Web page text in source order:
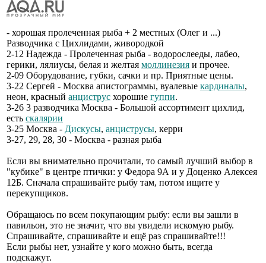
- хорошая пролеченная рыба + 2 местных (Олег и ...)
Разводчика с Цихлидами, живородкой
2-12 Надежда - Пролеченная рыба - водорослееды, лабео,
герики, лялиусы, белая и желтая моллинезия и прочее.
2-09 Оборудование, губки, сачки и пр. Приятные цены.
3-22 Сергей - Москва апистограммы, вуалевые кардиналы,
неон, красный анциструс хорошие гуппи.
3-26 3 разводчика Москва - Большой ассортимент цихлид,
есть скалярии
3-25 Москва - Дискусы, анциструсы, керри
3-27, 29, 28, 30 - Москва - разная рыба
Если вы внимательно прочитали, то самый лучший выбор в
"кубике" в центре птички: у Федора 9А и у Доценко Алексея
12Б. Сначала спрашивайте рыбу там, потом ищите у
перекупщиков.
Обращаюсь по всем покупающим рыбу: если вы зашли в
павильон, это не значит, что вы увидели искомую рыбу.
Спрашивайте, спрашивайте и ещё раз спрашивайте!!!
Если рыбы нет, узнайте у кого можно быть, всегда
подскажут.